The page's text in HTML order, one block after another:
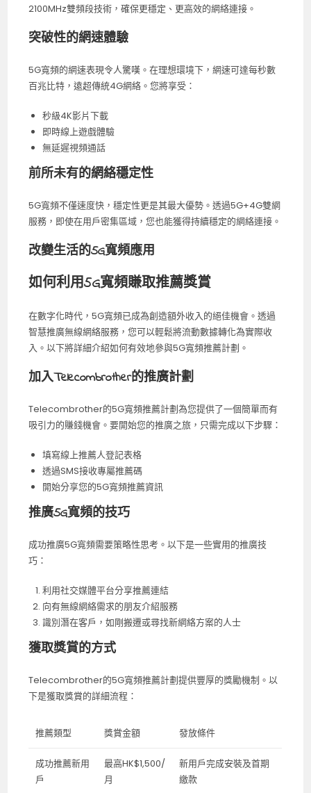
2100MHz雙頻段技術，確保更穩定、更高效的網絡連接。
突破性的網速體驗
5G寬頻的網速表現令人驚嘆。在理想環境下，網速可達每秒數
百兆比特，遠超傳統4G網絡。您將享受：
秒級4K影片下載
即時線上遊戲體驗
無延遲視頻通話
前所未有的網絡穩定性
5G寬頻不僅速度快，穩定性更是其最大優勢。透過5G+4G雙網
服務，即使在用戶密集區域，您也能獲得持續穩定的網絡連接。
改變生活的5G寬頻應用
如何利用5G寬頻賺取推薦獎賞
在數字化時代，5G寬頻已成為創造額外收入的絕佳機會。透過
智慧推廣無線網絡服務，您可以輕鬆將流動數據轉化為實際收
入。以下將詳細介紹如何有效地參與5G寬頻推薦計劃。
加入Telecombrother的推廣計劃
Telecombrother的5G寬頻推薦計劃為您提供了一個簡單而有
吸引力的賺錢機會。要開始您的推廣之旅，只需完成以下步驟：
填寫線上推薦人登記表格
透過SMS接收專屬推薦碼
開始分享您的5G寬頻推薦資訊
推廣5G寬頻的技巧
成功推廣5G寬頻需要策略性思考。以下是一些實用的推廣技
巧：
利用社交媒體平台分享推薦連結
向有無線網絡需求的朋友介紹服務
識別潛在客戶，如剛搬遷或尋找新網絡方案的人士
獲取獎賞的方式
Telecombrother的5G寬頻推薦計劃提供豐厚的獎勵機制。以
下是獲取獎賞的詳細流程：
推薦類型 獎賞金額 發放條件
成功推薦新用
戶
最高HK$1,500/
月
新用戶完成安裝及首期
繳款